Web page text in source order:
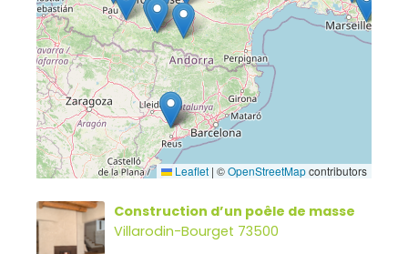
Leaflet | ©OpenStreetMapcontributors
Construction d’un poêle de masse
Villarodin-Bourget 73500